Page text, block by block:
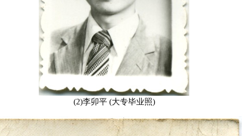
(2)李卯平 (大专毕业照)